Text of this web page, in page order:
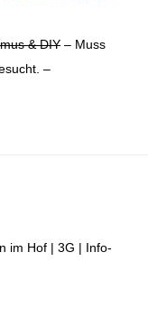
& DIY – Muss
–
im Hof | 3G | Info-